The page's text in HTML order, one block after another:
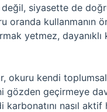
siyasette de
oranda kullanmanın
yetmez, dayanıklı
okuru kendi
gözden geçirmeye
nasıl aktif